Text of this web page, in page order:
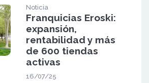
Noticia
Franquicias Eroski:
expansión,
rentabilidad y más
de 600 tiendas
activas
16/07/25